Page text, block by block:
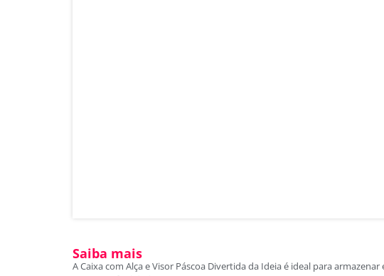
Saiba mais
A Caixa com Alça e Visor Páscoa Divertida da Ideia é ideal para